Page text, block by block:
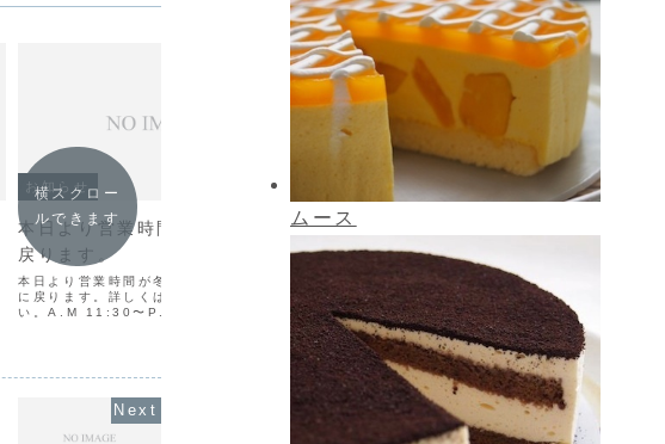
お知らせ
本日より営業時間がPM8:00に
戻ります。
本日より営業時間が冬時間から通常時間
に戻ります。詳しくは下記をご覧くださ
い。A.M 11:30〜P.M 8:00(店内オー
『40周年記念セール』開催の
お知らせ
セレクトは本年6月で40周年を迎えま
す。これも偏にお客様のご愛顧の賜物で
す。感謝の気持ちを込めまして『40周年
記念セール』を開催致します。今回のセ
ールは２日間のみの開催となります。是
非この機会をご利用下さい。詳しくは下
記のお知らせをご覧くだ...
横スクロー
ルできます
ムース